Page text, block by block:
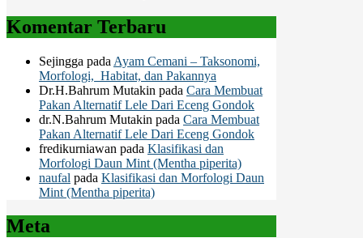
Komentar Terbaru
Sejingga pada Ayam Cemani – Taksonomi,
Morfologi, Habitat, dan Pakannya
Dr.H.Bahrum Mutakin pada Cara Membuat
Pakan Alternatif Lele Dari Eceng Gondok
dr.N.Bahrum Mutakin pada Cara Membuat
Pakan Alternatif Lele Dari Eceng Gondok
fredikurniawan pada Klasifikasi dan
Morfologi Daun Mint (Mentha piperita)
naufal pada Klasifikasi dan Morfologi Daun
Mint (Mentha piperita)
Meta